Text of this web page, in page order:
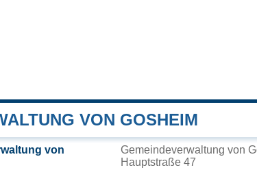
VON GOSHEIM
von
Gemeindeverwaltung von
Hauptstraße 47